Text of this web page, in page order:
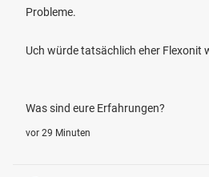
Probleme.
Uch würde tatsächlich eher Flexonit
Was sind eure Erfahrungen?
vor 29 Minuten